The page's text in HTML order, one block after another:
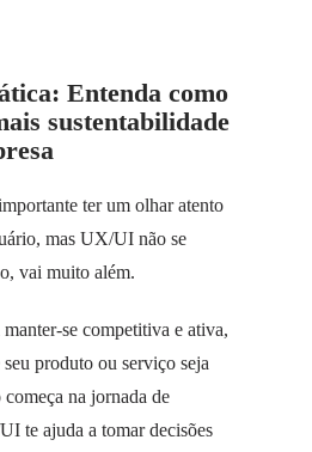
Entenda como
sustentabilidade
ter um olhar atento
mas UX/UI não se
vai muito além.
se competitiva e ativa,
produto ou serviço seja
na jornada de
te ajuda a tomar decisões